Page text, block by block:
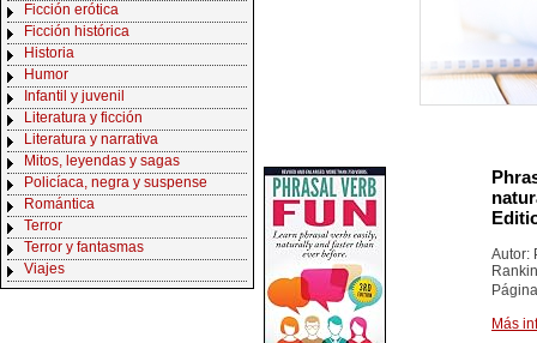
Ficción erótica
Ficción histórica
Historia
Humor
Infantil y juvenil
Literatura y ficción
Literatura y narrativa
Mitos, leyendas y sagas
Policíaca, negra y suspense
Romántica
Terror
Terror y fantasmas
Viajes
Autor:
Más